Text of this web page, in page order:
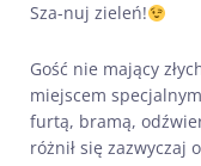
Sza-nuj zieleń!
Gość nie mający
miejscem
furtą, bramą,
różnił się zazwyczaj